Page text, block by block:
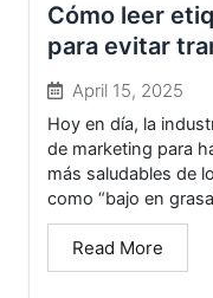
Cómo leer
para evitar
April 15, 2025
Hoy en día, la
de marketing para
más saludables de
como “bajo en
Read More